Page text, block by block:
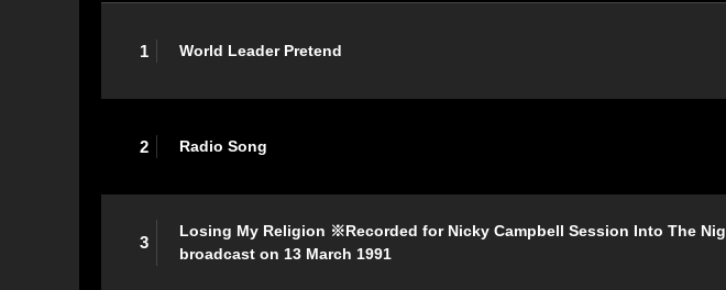
1 World Leader Pretend
2 Radio Song
3
Losing My Religion ※Recorded for Nicky Campbell Session Into The
broadcast on 13 March 1991